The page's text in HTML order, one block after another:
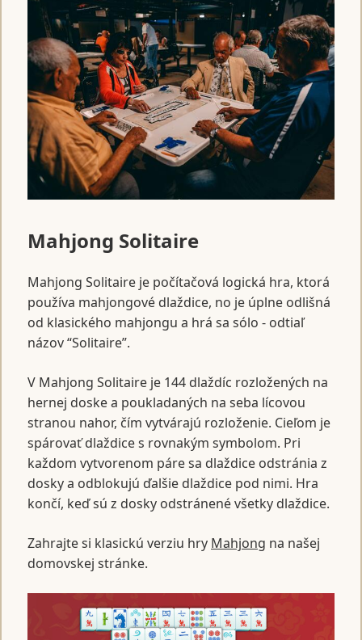
Mahjong Solitaire
Mahjong Solitaire je počítačová logická hra, ktorá
používa mahjongové dlaždice, no je úplne odlišná
od klasického mahjongu a hrá sa sólo - odtiaľ
názov “Solitaire”.
V Mahjong Solitaire je 144 dlaždíc rozložených na
hernej doske a poukladaných na seba lícovou
stranou nahor, čím vytvárajú rozloženie. Cieľom je
spárovať dlaždice s rovnakým symbolom. Pri
každom vytvorenom páre sa dlaždice odstránia z
dosky a odblokujú ďalšie dlaždice pod nimi. Hra
končí, keď sú z dosky odstránené všetky dlaždice.
Zahrajte si klasickú verziu hry Mahjong na našej
domovskej stránke.